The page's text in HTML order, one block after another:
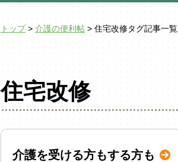
トップ> 介護の便利帖 > 住宅改修タグ記事一覧
住宅改修
介護を受ける方もする方も